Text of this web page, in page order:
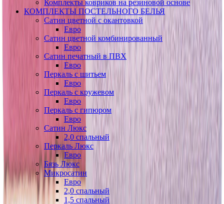
Комплекты ковриков на резиновой основе
КОМПЛЕКТЫ ПОСТЕЛЬНОГО БЕЛЬЯ
Сатин цветной с окантовкой
Евро
Сатин цветной комбинированный
Евро
Сатин печатный в ПВХ
Евро
Перкаль с шитьем
Евро
Перкаль с кружевом
Евро
Перкаль с гипюром
Евро
Сатин Люкс
2,0 спальный
Перкаль Люкс
Евро
Бязь Люкс
Микросатин
Евро
2,0 спальный
1,5 спальный